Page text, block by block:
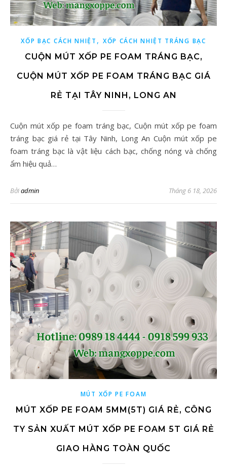
XỐP BẠC CÁCH NHIỆT , XỐP CÁCH NHIỆT TRÁNG BẠC
CUỘN MÚT XỐP PE FOAM TRÁNG BẠC,
CUỘN MÚT XỐP PE FOAM TRÁNG BẠC GIÁ
RẺ TẠI TÂY NINH, LONG AN
Cuộn mút xốp pe foam tráng bạc, Cuộn mút xốp pe foam
tráng bạc giá rẻ tại Tây Ninh, Long An Cuộn mút xốp pe
foam tráng bạc là vật liệu cách bạc, chống nóng và chống
ẩm hiệu quả…
Bởiadmin Tháng 6 18, 2026
MÚT XỐP PE FOAM
MÚT XỐP PE FOAM 5MM(5T) GIÁ RẺ, CÔNG
TY SẢN XUẤT MÚT XỐP PE FOAM 5T GIÁ RẺ
GIAO HÀNG TOÀN QUỐC